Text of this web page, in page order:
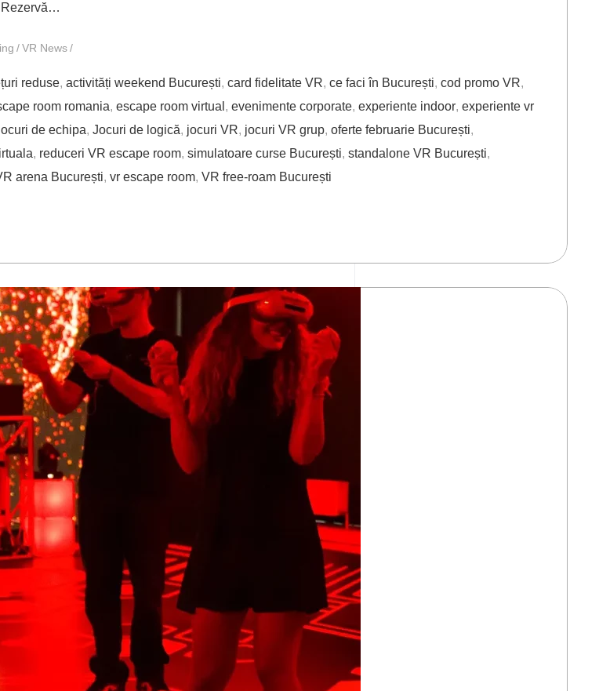
Rezervă…
VR News
reduse, activități weekend București, card fidelitate VR, ce faci în București, cod promo VR,
room romania, escape room virtual , evenimente corporate, experiente indoor, experiente vr
de echipa, Jocuri de logică, jocuri VR, jocuri VR grup, oferte februarie București,
, reduceri VR escape room, simulatoare curse București, standalone VR București,
arena București, vr escape room, VR free-roam București